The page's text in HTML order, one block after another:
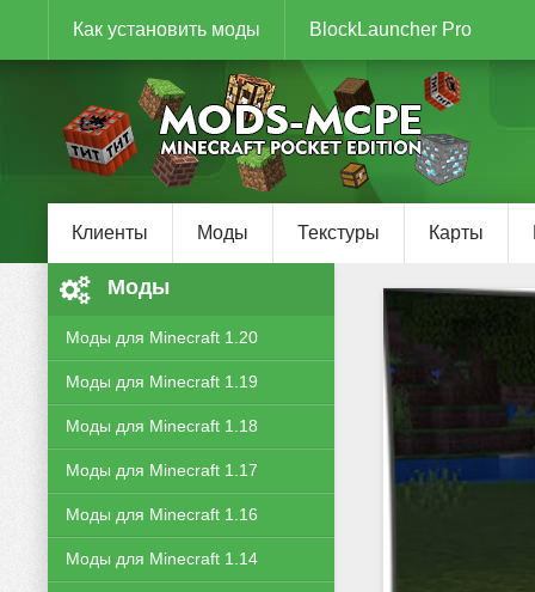
Как установить моды BlockLauncher Pro
Клиенты Моды Текстуры Карты
Моды
Моды для Minecraft 1.20
Моды для Minecraft 1.19
Моды для Minecraft 1.18
Моды для Minecraft 1.17
Моды для Minecraft 1.16
Моды для Minecraft 1.14